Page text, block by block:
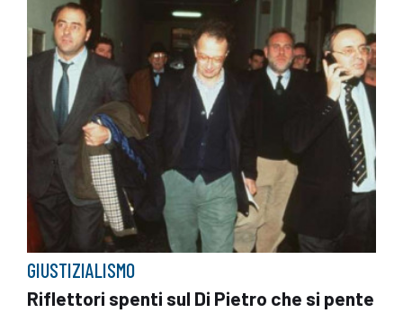
GIUSTIZIALISMO
Riflettori spenti sul Di Pietro che si pente